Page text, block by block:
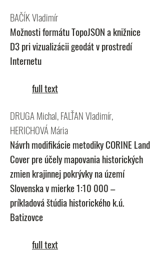
BAČÍK Vladimír
Možnosti formátu TopoJSON a knižnice
D3 pri vizualizácii geodát v prostredí
Internetu
full text
DRUGA Michal, FALŤAN Vladimír,
HERICHOVÁ Mária
Návrh modifikácie metodiky CORINE Land
Cover pre účely mapovania historických
zmien krajinnej pokrývky na území
Slovenska v mierke 1:10 000 –
príkladová štúdia historického k.ú.
Batizovce
full text